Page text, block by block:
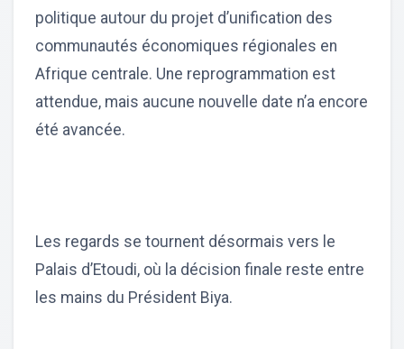
politique autour du projet d’unification des
communautés économiques régionales en
Afrique centrale. Une reprogrammation est
attendue, mais aucune nouvelle date n’a encore
été avancée.
Les regards se tournent désormais vers le
Palais d’Etoudi, où la décision finale reste entre
les mains du Président Biya.